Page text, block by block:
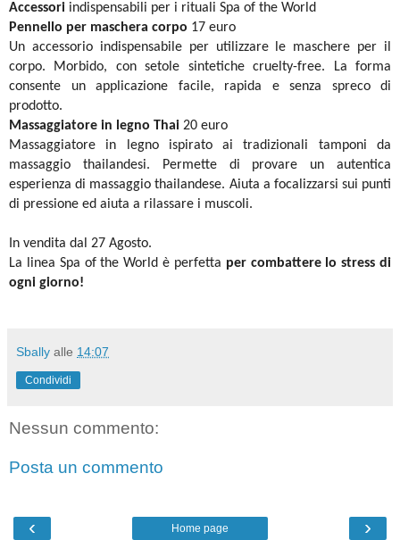
Accessori indispensabili per i rituali Spa of the World
Pennello per maschera corpo 17 euro
Un accessorio indispensabile per utilizzare le maschere per il
corpo. Morbido, con setole sintetiche cruelty-free. La forma
consente un applicazione facile, rapida e senza spreco di
prodotto.
Massaggiatore in legno Thai 20 euro
Massaggiatore in legno ispirato ai tradizionali tamponi da
massaggio thailandesi. Permette di provare un autentica
esperienza di massaggio thailandese. Aiuta a focalizzarsi sui punti
di pressione ed aiuta a rilassare i muscoli.
In vendita dal 27 Agosto.
La linea Spa of the World è perfetta per combattere lo stress di
ogni giorno!
Sbally alle 14:07
Condividi
Nessun commento:
Posta un commento
‹ ›
Home page